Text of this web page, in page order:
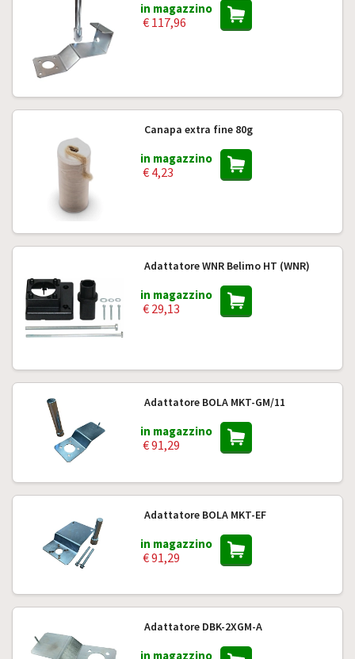
in magazzino
€ 117,96
Canapa extra fine 80g
in magazzino
€ 4,23
Adattatore WNR Belimo HT (WNR)
in magazzino
€ 29,13
Adattatore BOLA MKT-GM/11
in magazzino
€ 91,29
Adattatore BOLA MKT-EF
in magazzino
€ 91,29
Adattatore DBK-2XGM-A
in magazzino